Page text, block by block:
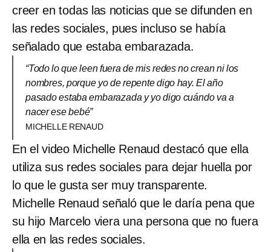
creer en todas las noticias que se difunden en
las redes sociales, pues incluso se había
señalado que estaba embarazada.
“Todo lo que leen fuera de mis redes no crean ni los
nombres, porque yo de repente digo hay. El año
pasado estaba embarazada y yo digo cuándo va a
nacer ese bebé”
MICHELLE RENAUD
En el video Michelle Renaud destacó que ella
utiliza sus redes sociales para dejar huella por
lo que le gusta ser muy transparente.
Michelle Renaud señaló que le daría pena que
su hijo Marcelo viera una persona que no fuera
ella en las redes sociales.